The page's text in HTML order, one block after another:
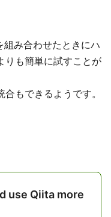
み合わせたときにハ
りも簡単に試すことが
もできるようです。
use Qiita more